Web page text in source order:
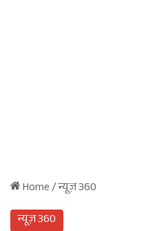
Home/न्यूज़ 360
न्यूज़ 360